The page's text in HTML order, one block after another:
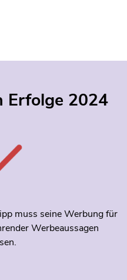
Erfolge 2024
muss seine Werbung für
Werbeaussagen